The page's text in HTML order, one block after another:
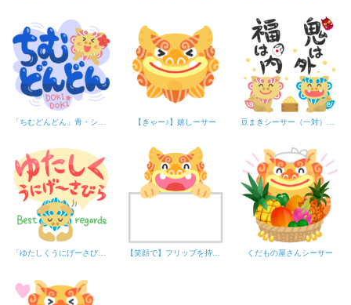
【きゃー♪】嬉しーサー
【笑顔で】フリップを持つシーサー くだもの屋さんシーサー